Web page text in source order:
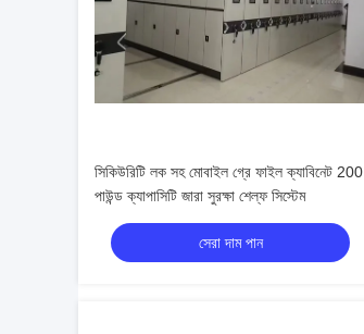
সিকিউরিটি লক সহ মোবাইল গ্রে ফাইল ক্যাবিনেট 200
পাউন্ড ক্যাপাসিটি জারা সুরক্ষা শেল্ফ সিস্টেম
সেরা দাম পান